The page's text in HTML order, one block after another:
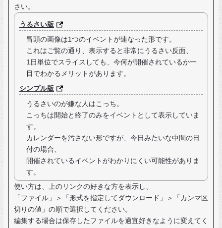
さい。
うるさい版
冒頭の画像は1つのイベントが連なった形です。
これはご覧の通り、表示すると非常にうるさい反面、
1日単位でスライスしても、今何が開催されているか一
目でわかるメリットがあります。
シンプル版
うるさいのが嫌な人はこっち。
こっちは開始と終了のみをイベントとして表示していま
す。
カレンダーを汚さない形ですが、今日みたいな中間の日
付の場合、
開催されているイベントがわかりにくい可能性がありま
す。
使い方は、上のリンクの好きな方を表示し、
「ファイル」＞「形式を指定してダウンロード」＞「カンマ区
切りの値」の順で選択してください。
編集する場合は保存したファイルを適宜好きなように変えてく